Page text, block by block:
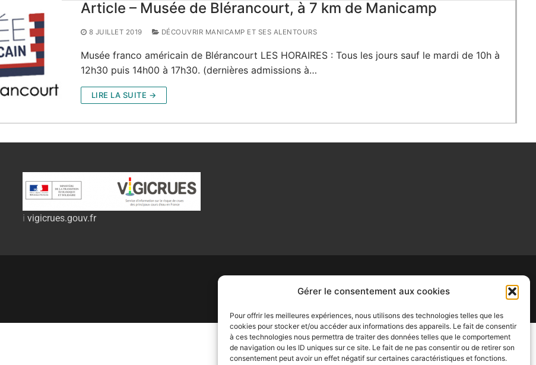
Gérer le consentement aux cookies
Pour offrir les meilleures expériences, nous utilisons des technologies telles que les
cookies pour stocker et/ou accéder aux informations des appareils. Le fait de consentir
à ces technologies nous permettra de traiter des données telles que le comportement
de navigation ou les ID uniques sur ce site. Le fait de ne pas consentir ou de retirer son
consentement peut avoir un effet négatif sur certaines caractéristiques et fonctions.
Article – Musée de Blérancourt, à 7 km de Manicamp
8 JUILLET 2019 DÉCOUVRIR MANICAMP ET SES ALENTOURS
Musée franco américain de Blérancourt LES HORAIRES : Tous les jours sauf le mardi de 10h à
12h30 puis 14h00 à 17h30. (dernières admissions à…
LIRE LA SUITE →
ℹ️ vigicrues.gouv.fr